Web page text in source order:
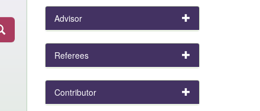
Advisor
Referees
Contributor